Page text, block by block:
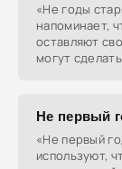
«Не годы
напоминает,
оставляют
могут
Не первый
«Не первый
используют,